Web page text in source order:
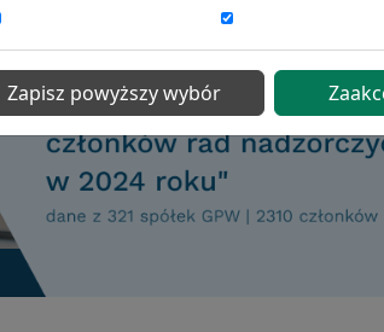
Zapisz powyższy wybór